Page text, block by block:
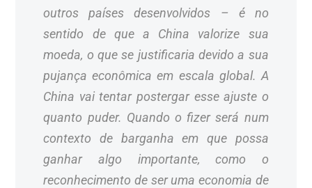
outros países desenvolvidos – é no
sentido de que a China valorize sua
moeda, o que se justificaria devido a sua
pujança econômica em escala global. A
China vai tentar postergar esse ajuste o
quanto puder. Quando o fizer será num
contexto de barganha em que possa
ganhar algo importante, como o
reconhecimento de ser uma economia de